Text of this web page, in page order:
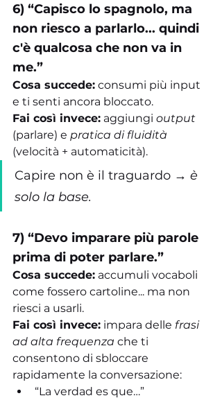
6) “Capisco lo spagnolo, ma
non riesco a parlarlo... quindi
c'è qualcosa che non va in
me.”
Cosa succede: consumi più input
e ti senti ancora bloccato.
Fai così invece: aggiungi output
(parlare) e pratica di fluidità
(velocità + automaticità).
Capire non è il traguardo → è
solo la base.
7) “Devo imparare più parole
prima di poter parlare.”
Cosa succede: accumuli vocaboli
come fossero cartoline... ma non
riesci a usarli.
Fai così invece: impara delle frasi
ad alta frequenza che ti
consentono di sbloccare
rapidamente la conversazione:
“La verdad es que…”